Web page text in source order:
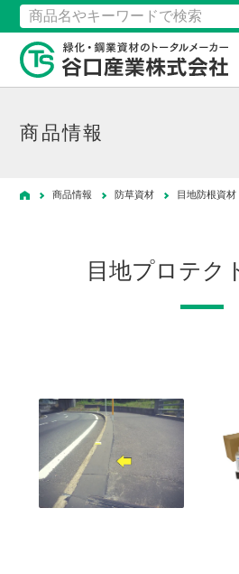
商品情報
ホーム商品情報 防草資材 目地防根資材
目地プロテク